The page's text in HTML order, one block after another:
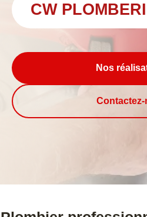
CW
Nos